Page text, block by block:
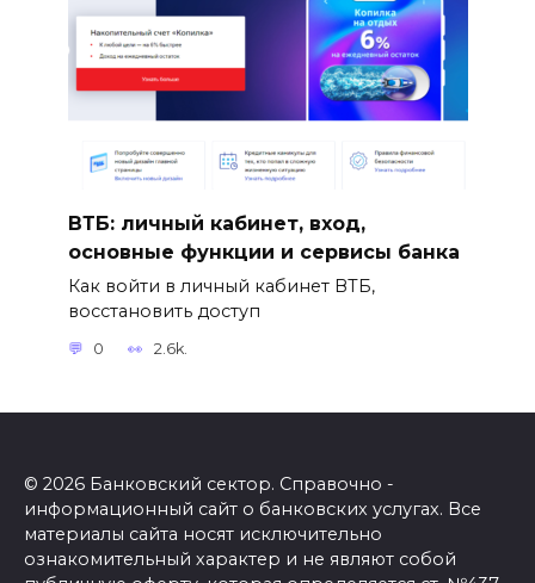
ВТБ: личный кабинет, вход,
основные функции и сервисы банка
Как войти в личный кабинет ВТБ,
восстановить доступ
0 2.6k.
© 2026 Банковский сектор. Справочно -
информационный сайт о банковских услугах. Все
материалы сайта носят исключительно
ознакомительный характер и не являют собой